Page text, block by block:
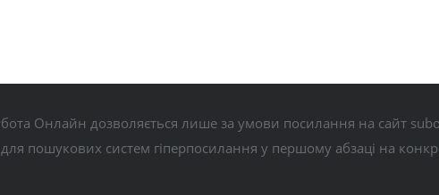
Онлайн дозволяється лише за умови посилання на сайт
пошукових систем гіперпосилання у першому абзаці на